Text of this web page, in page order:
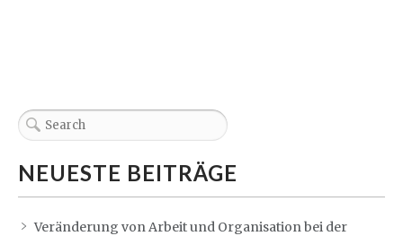
NEUESTE BEITRÄGE
Veränderung von Arbeit und Organisation bei der